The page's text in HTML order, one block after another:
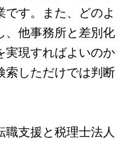
です。また、どのよ
、他事務所と差別化
実現すればよいのか
索しただけでは判断
職支援と税理士法人